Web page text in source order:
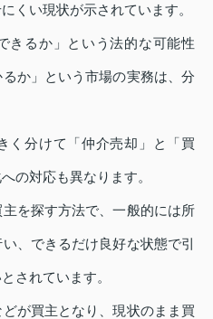
くい現状が示されています。
きるか」という法的な可能性
か」という市場の実務は、分
く分けて「仲介売却」と「買
の対応も異なります。
を探す方法で、一般的には所
、できるだけ良好な状態で引
されています。
が買主となり、現状のまま買